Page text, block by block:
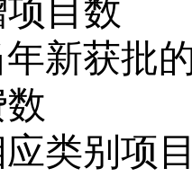
目数
新获批
类别项